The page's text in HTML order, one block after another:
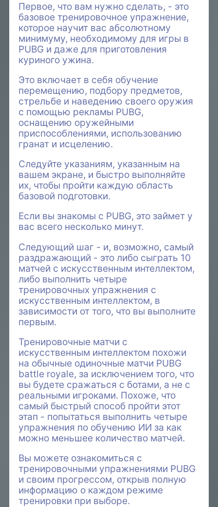
Первое, что вам нужно сделать, - это
базовое тренировочное упражнение,
которое научит вас абсолютному
минимуму, необходимому для игры в
PUBG и даже для приготовления
куриного ужина.
Это включает в себя обучение
перемещению, подбору предметов,
стрельбе и наведению своего оружия
с помощью рекламы PUBG,
оснащению оружейными
приспособлениями, использованию
гранат и исцелению.
Следуйте указаниям, указанным на
вашем экране, и быстро выполняйте
их, чтобы пройти каждую область
базовой подготовки.
Если вы знакомы с PUBG, это займет у
вас всего несколько минут.
Следующий шаг - и, возможно, самый
раздражающий - это либо сыграть 10
матчей с искусственным интеллектом,
либо выполнить четыре
тренировочных упражнения с
искусственным интеллектом, в
зависимости от того, что вы выполните
первым.
Тренировочные матчи с
искусственным интеллектом похожи
на обычные одиночные матчи PUBG
battle royale, за исключением того, что
вы будете сражаться с ботами, а не с
реальными игроками. Похоже, что
самый быстрый способ пройти этот
этап - попытаться выполнить четыре
упражнения по обучению ИИ за как
можно меньшее количество матчей.
Вы можете ознакомиться с
тренировочными упражнениями PUBG
и своим прогрессом, открыв полную
информацию о каждом режиме
тренировки при выборе.